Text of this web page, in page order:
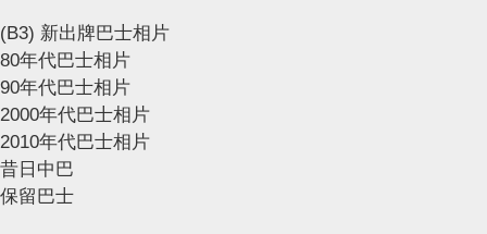
(B3) 新出牌巴士相片
80年代巴士相片
90年代巴士相片
2000年代巴士相片
2010年代巴士相片
昔日中巴
保留巴士